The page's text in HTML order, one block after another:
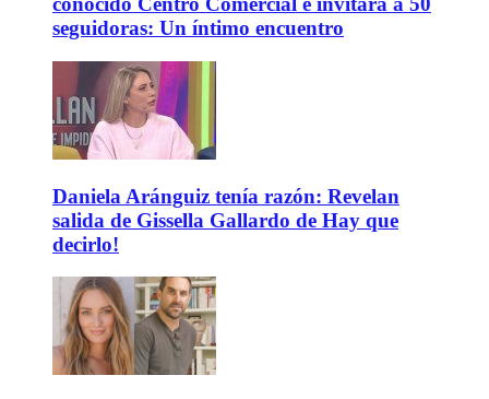
seguidoras: Un íntimo encuentro
Daniela Aránguiz tenía razón: Revelan
salida de Gissella Gallardo de Hay que
decirlo!